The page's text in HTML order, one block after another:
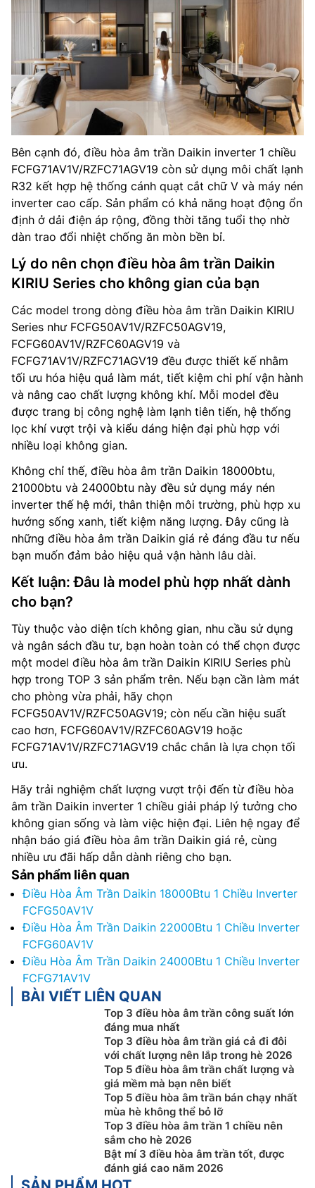
Bên cạnh đó, điều hòa âm trần Daikin inverter 1 chiều
FCFG71AV1V/RZFC71AGV19 còn sử dụng môi chất lạnh
R32 kết hợp hệ thống cánh quạt cắt chữ V và máy nén
inverter cao cấp. Sản phẩm có khả năng hoạt động ổn
định ở dải điện áp rộng, đồng thời tăng tuổi thọ nhờ
dàn trao đổi nhiệt chống ăn mòn bền bỉ.
Lý do nên chọn điều hòa âm trần Daikin
KIRIU Series cho không gian của bạn
Các model trong dòng điều hòa âm trần Daikin KIRIU
Series như FCFG50AV1V/RZFC50AGV19,
FCFG60AV1V/RZFC60AGV19 và
FCFG71AV1V/RZFC71AGV19 đều được thiết kế nhằm
tối ưu hóa hiệu quả làm mát, tiết kiệm chi phí vận hành
và nâng cao chất lượng không khí. Mỗi model đều
được trang bị công nghệ làm lạnh tiên tiến, hệ thống
lọc khí vượt trội và kiểu dáng hiện đại phù hợp với
nhiều loại không gian.
Không chỉ thế, điều hòa âm trần Daikin 18000btu,
21000btu và 24000btu này đều sử dụng máy nén
inverter thế hệ mới, thân thiện môi trường, phù hợp xu
hướng sống xanh, tiết kiệm năng lượng. Đây cũng là
những điều hòa âm trần Daikin giá rẻ đáng đầu tư nếu
bạn muốn đảm bảo hiệu quả vận hành lâu dài.
Kết luận: Đâu là model phù hợp nhất dành
cho bạn?
Tùy thuộc vào diện tích không gian, nhu cầu sử dụng
và ngân sách đầu tư, bạn hoàn toàn có thể chọn được
một model điều hòa âm trần Daikin KIRIU Series phù
hợp trong TOP 3 sản phẩm trên. Nếu bạn cần làm mát
cho phòng vừa phải, hãy chọn
FCFG50AV1V/RZFC50AGV19; còn nếu cần hiệu suất
cao hơn, FCFG60AV1V/RZFC60AGV19 hoặc
FCFG71AV1V/RZFC71AGV19 chắc chắn là lựa chọn tối
ưu.
Hãy trải nghiệm chất lượng vượt trội đến từ điều hòa
âm trần Daikin inverter 1 chiều giải pháp lý tưởng cho
không gian sống và làm việc hiện đại. Liên hệ ngay để
nhận báo giá điều hòa âm trần Daikin giá rẻ, cùng
nhiều ưu đãi hấp dẫn dành riêng cho bạn.
Sản phẩm liên quan
Điều Hòa Âm Trần Daikin 18000Btu 1 Chiều Inverter
FCFG50AV1V
Điều Hòa Âm Trần Daikin 22000Btu 1 Chiều Inverter
FCFG60AV1V
Điều Hòa Âm Trần Daikin 24000Btu 1 Chiều Inverter
FCFG71AV1V
BÀI VIẾT LIÊN QUAN
Top 3 điều hòa âm trần công suất lớn
đáng mua nhất
Top 3 điều hòa âm trần giá cả đi đôi
với chất lượng nên lắp trong hè 2026
Top 5 điều hòa âm trần chất lượng và
giá mềm mà bạn nên biết
Top 5 điều hòa âm trần bán chạy nhất
mùa hè không thể bỏ lỡ
Top 3 điều hòa âm trần 1 chiều nên
sắm cho hè 2026
Bật mí 3 điều hòa âm trần tốt, được
đánh giá cao năm 2026